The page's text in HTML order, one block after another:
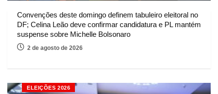
Convenções deste domingo definem tabuleiro eleitoral no
DF; Celina Leão deve confirmar candidatura e PL mantém
suspense sobre Michelle Bolsonaro
2 de agosto de 2026
ELEIÇÕES 2026